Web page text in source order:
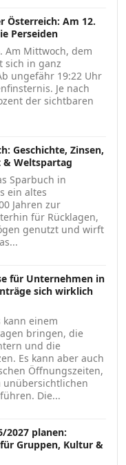
Österreich: Am 12.
Perseiden
Am Mittwoch, dem
sich in ganz
ungefähr 19:22 Uhr
Je nach
der sichtbaren
Geschichte, Zinsen,
Weltspartag
Sparbuch in
ein altes
Jahren zur
für Rücklagen,
genutzt und wirft
für Unternehmen in
sich wirklich
kann einem
bringen, die
und die
Es kann aber auch
Öffnungszeiten,
unübersichtlichen
Die...
2027 planen:
Gruppen, Kultur &